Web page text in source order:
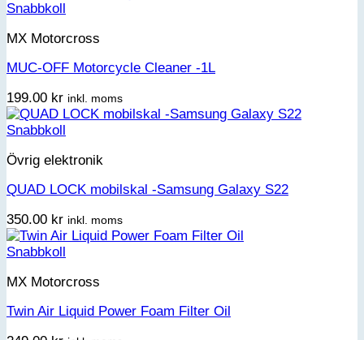
Snabbkoll
MX Motorcross
MUC-OFF Motorcycle Cleaner -1L
199.00 kr inkl. moms
Snabbkoll
Övrig elektronik
QUAD LOCK mobilskal -Samsung Galaxy S22
350.00 kr inkl. moms
Snabbkoll
MX Motorcross
Twin Air Liquid Power Foam Filter Oil